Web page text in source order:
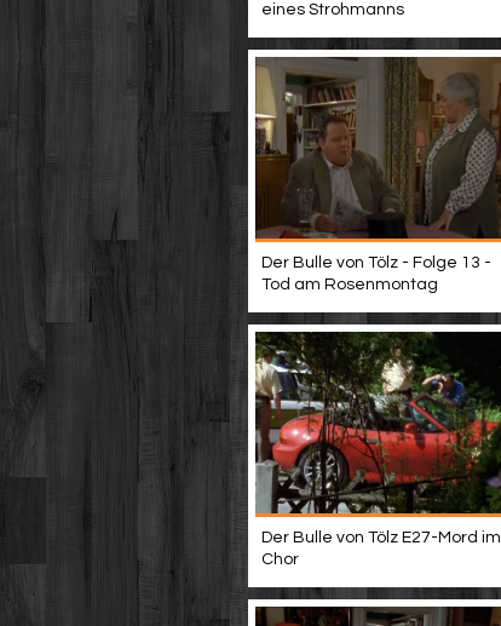
eines Strohmanns
Der Bulle von Tölz - Folge 13 -
Tod am Rosenmontag
Der Bulle von Tölz E27-Mord im
Chor